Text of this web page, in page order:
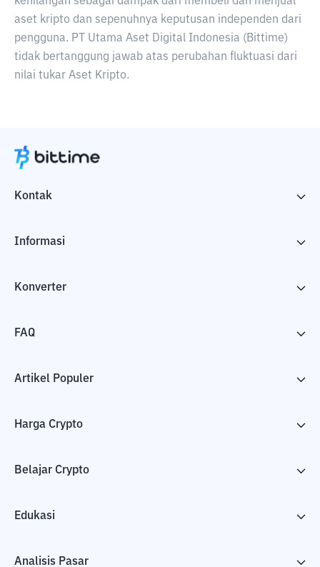
aset kripto dan sepenuhnya keputusan independen dari
pengguna. PT Utama Aset Digital Indonesia (Bittime)
tidak bertanggung jawab atas perubahan fluktuasi dari
nilai tukar Aset Kripto.
Kontak
Informasi
Konverter
FAQ
Artikel Populer
Harga Crypto
Belajar Crypto
Edukasi
Analisis Pasar